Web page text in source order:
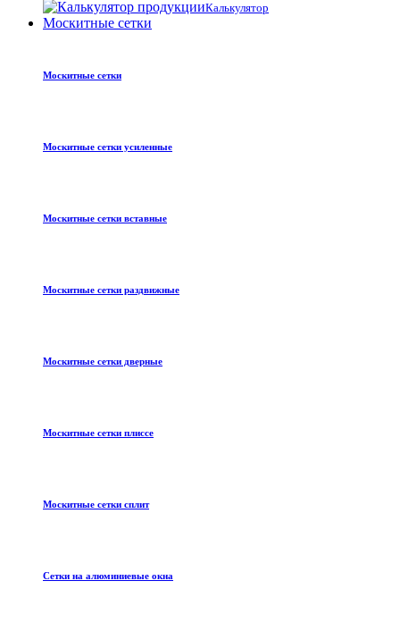
Калькулятор
Москитные сетки
Москитные сетки
Москитные сетки усиленные
Москитные сетки вставные
Москитные сетки раздвижные
Москитные сетки дверные
Москитные сетки плиссе
Москитные сетки сплит
Сетки на алюминиевые окна